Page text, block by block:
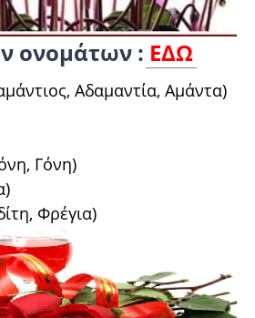
ονομάτων : ΕΔΩ
Αδαμαντία, Αμάντα)
Γόνη)
Φρέγια)